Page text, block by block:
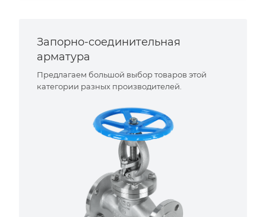
Запорно-соединительная
арматура
Предлагаем большой выбор товаров этой
категории разных производителей.